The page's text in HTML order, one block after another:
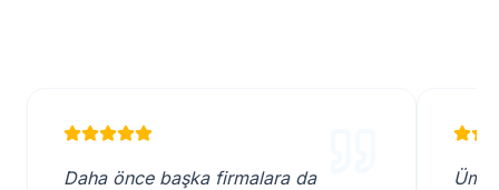
Daha önce başka firmalara da